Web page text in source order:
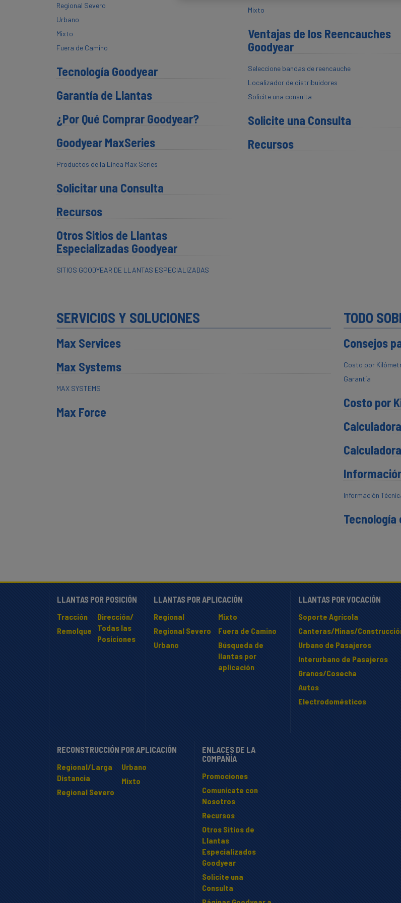
Regional Severo
Urbano
Mixto
Fuera de Camino
Tecnología Goodyear
Garantía de Llantas
¿Por Qué Comprar Goodyear?
Goodyear MaxSeries
Productos de la Línea Max Series
Solicitar una Consulta
Recursos
Otros Sitios de Llantas
Especializadas Goodyear
SITIOS GOODYEAR DE LLANTAS ESPECIALIZADAS
Mixto
Ventajas de los Reencauches
Goodyear
Seleccione bandas de reencauche
Localizador de distribuidores
Solicite una consulta
Solicite una Consulta
Recursos
SERVICIOS Y SOLUCIONES
Max Services
Max Systems
MAX SYSTEMS
Max Force
TODO
Consejos
Costo por
Garantía
Costo por
Información
Tecnología
LLANTAS POR POSICIÓN
Tracción
Remolque
Dirección/
Todas las
Posiciones
LLANTAS POR APLICACIÓN
Regional
Regional Severo
Urbano
Mixto
Fuera de Camino
Búsqueda de
llantas por
aplicación
LLANTAS POR VOCACIÓN
Soporte Agrícola
Canteras/Minas/
Urbano de Pasajeros
Interurbano de Pasajeros
Granos/Cosecha
Autos
Electrodomésticos
RECONSTRUCCIÓN POR APLICACIÓN
Regional/Larga
Distancia
Regional Severo
Urbano
Mixto
ENLACES DE LA
COMPAÑÍA
Promociones
Comunícate con
Nosotros
Recursos
Otros Sitios de
Llantas
Especializados
Goodyear
Solicite una
Consulta